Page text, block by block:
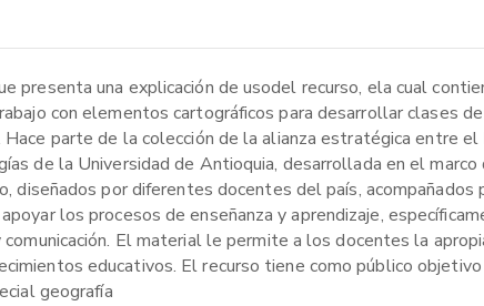
presenta una explicación de usodel recurso, ela cual
con elementos cartográficos para desarrollar clases
Hace parte de la colección de la alianza estratégica entre
de la Universidad de Antioquia, desarrollada en el
diseñados por diferentes docentes del país, acompañados
los procesos de enseñanza y aprendizaje,
El material le permite a los docentes la
educativos. El recurso tiene como público
geografía